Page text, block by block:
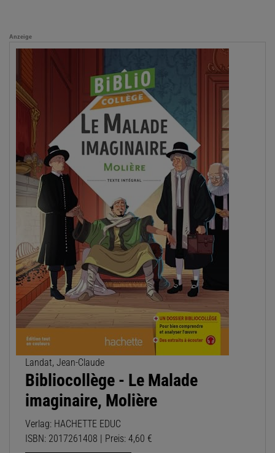
Anzeige
Landat, Jean-Claude
Bibliocollège - Le Malade
imaginaire, Molière
Verlag: HACHETTE EDUC
ISBN: 2017261408 | Preis: 4,60 €